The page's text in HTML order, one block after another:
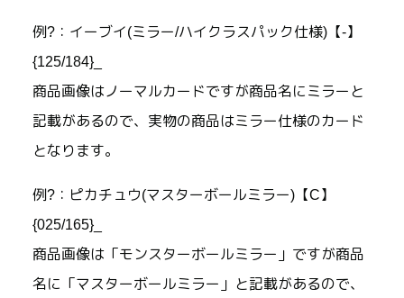
例?：イーブイ(ミラー/ハイクラスパック仕様)【-】
{125/184}_
商品画像はノーマルカードですが商品名にミラーと
記載があるので、実物の商品はミラー仕様のカード
となります。
例?：ピカチュウ(マスターボールミラー)【C】
{025/165}_
商品画像は「モンスターボールミラー」ですが商品
名に「マスターボールミラー」と記載があるので、